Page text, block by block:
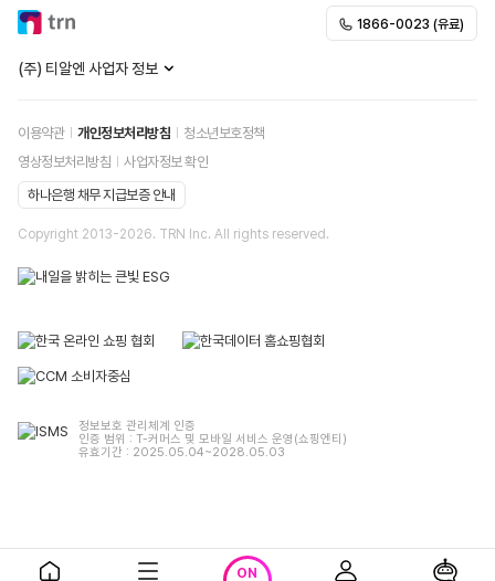
(주) 티알엔 사업자 정보
이용약관 개인정보처리방침
청소년보호정책
영상정보처리방침
사업자정보 확인
하나은행 채무 지급보증 안내
Copyright 2013-2026. TRN Inc. All rights reserved.
정보보호 관리체계 인증
인증 범위 : T-커머스 및 모바일 서비스 운영(쇼핑엔티)
유효기간 : 2025.05.04~2028.05.03
1866-0023 (유료)
ON